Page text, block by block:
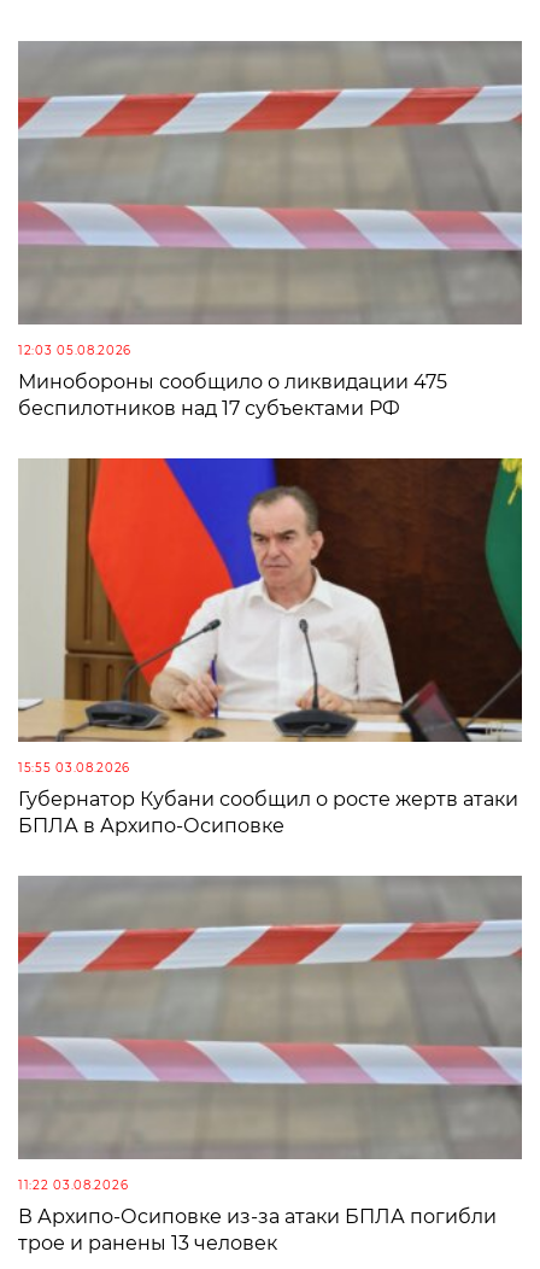
12:03 05.08.2026
Минобороны сообщило о ликвидации 475
беспилотников над 17 субъектами РФ
15:55 03.08.2026
Губернатор Кубани сообщил о росте жертв атаки
БПЛА в Архипо-Осиповке
11:22 03.08.2026
В Архипо-Осиповке из-за атаки БПЛА погибли
трое и ранены 13 человек